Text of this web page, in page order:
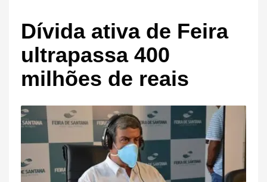
Dívida ativa de Feira
ultrapassa 400
milhões de reais